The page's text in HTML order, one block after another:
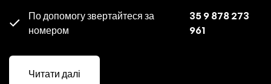
По допомогу звертайтеся за
номером
35 9 878 273
961
Читати далі